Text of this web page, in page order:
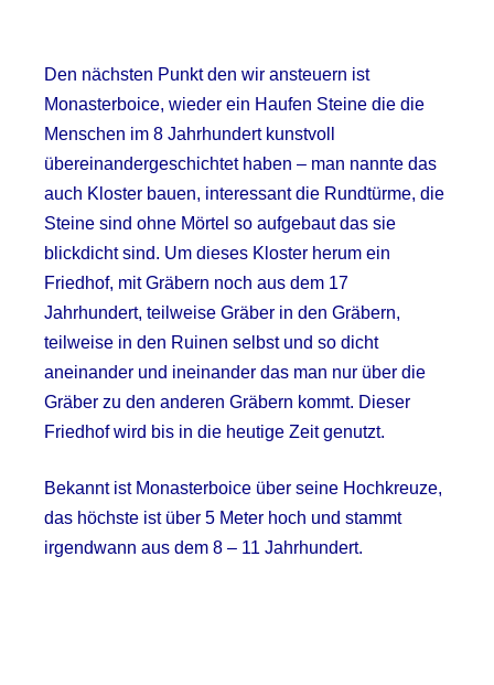
Den nächsten Punkt den wir ansteuern ist
Monasterboice, wieder ein Haufen Steine die die
Menschen im 8 Jahrhundert kunstvoll
übereinandergeschichtet haben – man nannte das
auch Kloster bauen, interessant die Rundtürme, die
Steine sind ohne Mörtel so aufgebaut das sie
blickdicht sind. Um dieses Kloster herum ein
Friedhof, mit Gräbern noch aus dem 17
Jahrhundert, teilweise Gräber in den Gräbern,
teilweise in den Ruinen selbst und so dicht
aneinander und ineinander das man nur über die
Gräber zu den anderen Gräbern kommt. Dieser
Friedhof wird bis in die heutige Zeit genutzt.
Bekannt ist Monasterboice über seine Hochkreuze,
das höchste ist über 5 Meter hoch und stammt
irgendwann aus dem 8 – 11 Jahrhundert.